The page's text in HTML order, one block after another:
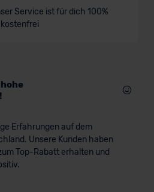
Service ist für dich 100%
kostenfrei
Erfahrungen auf dem
Unsere Kunden haben
Top-Rabatt erhalten und